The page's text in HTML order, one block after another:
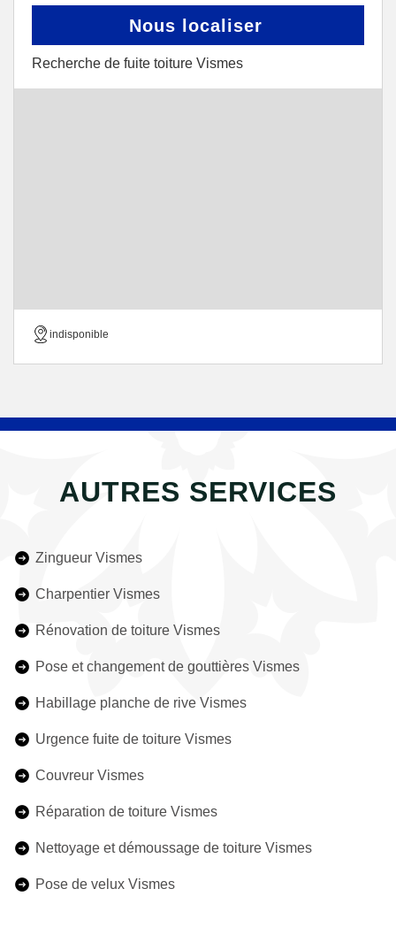
Nous localiser
Recherche de fuite toiture Vismes
indisponible
AUTRES SERVICES
Zingueur Vismes
Charpentier Vismes
Rénovation de toiture Vismes
Pose et changement de gouttières Vismes
Habillage planche de rive Vismes
Urgence fuite de toiture Vismes
Couvreur Vismes
Réparation de toiture Vismes
Nettoyage et démoussage de toiture Vismes
Pose de velux Vismes